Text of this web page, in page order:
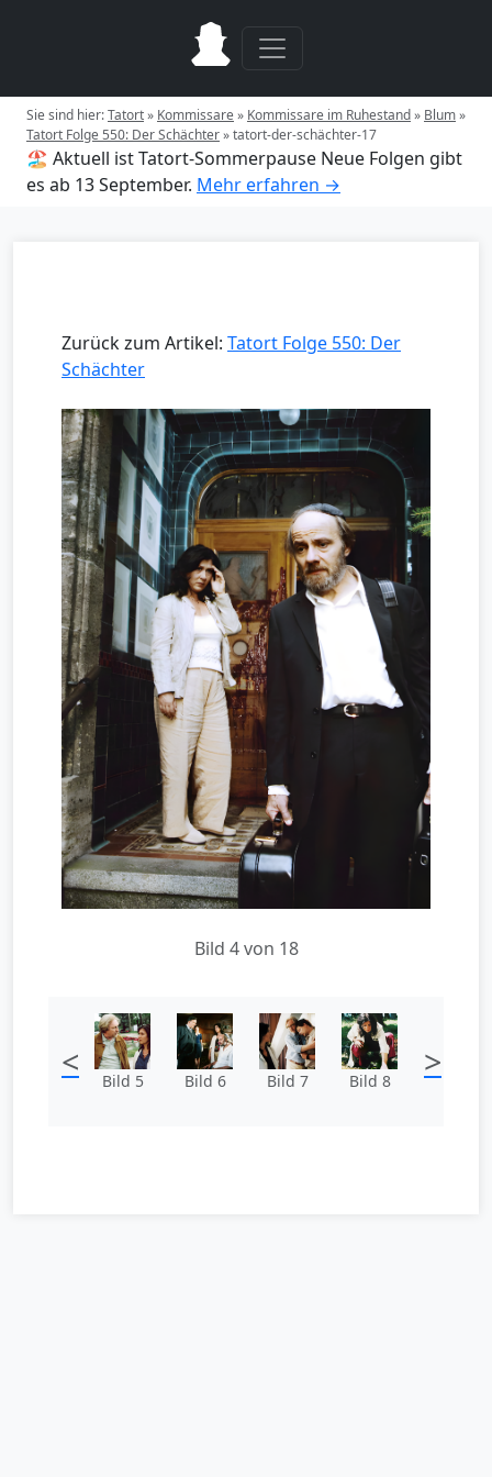
Sie sind hier:Tatort» Kommissare» Kommissare im Ruhestand» Blum»
Tatort Folge 550: Der Schächter»tatort-der-schächter-17
🏖️ Aktuell ist Tatort-Sommerpause Neue Folgen gibt
es ab 13 September. Mehr erfahren →
Zurück zum Artikel: Tatort Folge 550: Der
Schächter
Bild 4 von 18
< Bild 5 Bild 6 Bild 7 Bild 8 >